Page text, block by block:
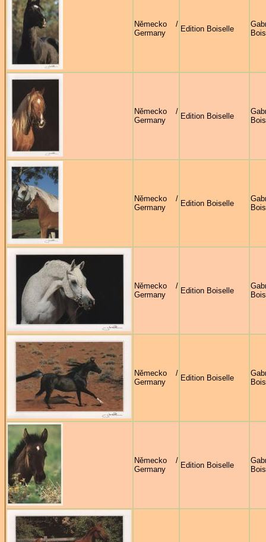
Německo /
Germany
Edition Boiselle
Německo /
Germany
Edition Boiselle
Německo /
Germany
Edition Boiselle
Německo /
Germany
Edition Boiselle
Německo /
Germany
Edition Boiselle
Německo /
Germany
Edition Boiselle